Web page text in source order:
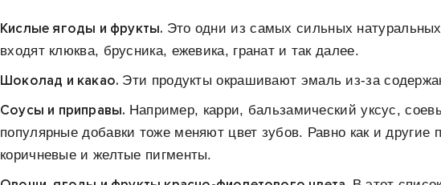
Кислые ягоды и фрукты. Это одни из самых сильных
входят клюква, брусника, ежевика, гранат и так далее.
Шоколад и какао. Эти продукты окрашивают эмаль из-за
Соусы и приправы. Например, карри, бальзамический уксус,
популярные добавки тоже меняют цвет зубов. Равно как и другие
коричневые и желтые пигменты.